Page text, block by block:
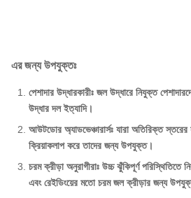
এর জন্য উপযুক্তঃ
পেশাদার উদ্ধারকারীঃ জল উদ্ধারে নিযুক্ত
উদ্ধার দল ইত্যাদি।
আউটডোর অ্যাডভেঞ্চারার্সঃ যারা অতিরিক্ত
ক্রিয়াকলাপ করে তাদের জন্য উপযুক্ত।
চরম ক্রীড়া অনুরাগীরাঃ উচ্চ ঝুঁকিপূর্ণ পরিস্থিতিতে
এবং রেইডিংয়ের মতো চরম জল ক্রীড়ার জন্য